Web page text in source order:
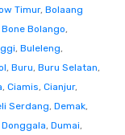
Timur, Bolaang
Bone Bolango,
, Buleleng,
, Buru, Buru Selatan,
, Ciamis, Cianjur,
Serdang, Demak,
Donggala, Dumai,